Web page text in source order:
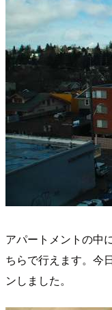
アパートメントの中
ちらで行えます。今
ンしました。